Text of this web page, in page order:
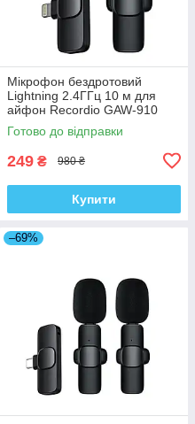
Мікрофон бездротовий
Lightning 2.4ГГц 10 м для
айфон Recordio GAW-910
Lightning kr
Готово до відправки
249 ₴ 980 ₴
Купити
–69%